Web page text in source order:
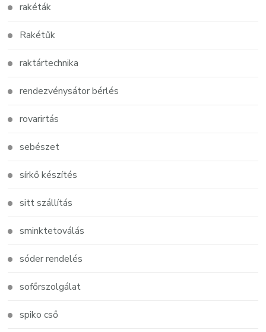
rakéták
Rakétűk
raktártechnika
rendezvénysátor bérlés
rovarirtás
sebészet
sírkő készítés
sitt szállítás
sminktetoválás
sóder rendelés
sofőrszolgálat
spiko cső